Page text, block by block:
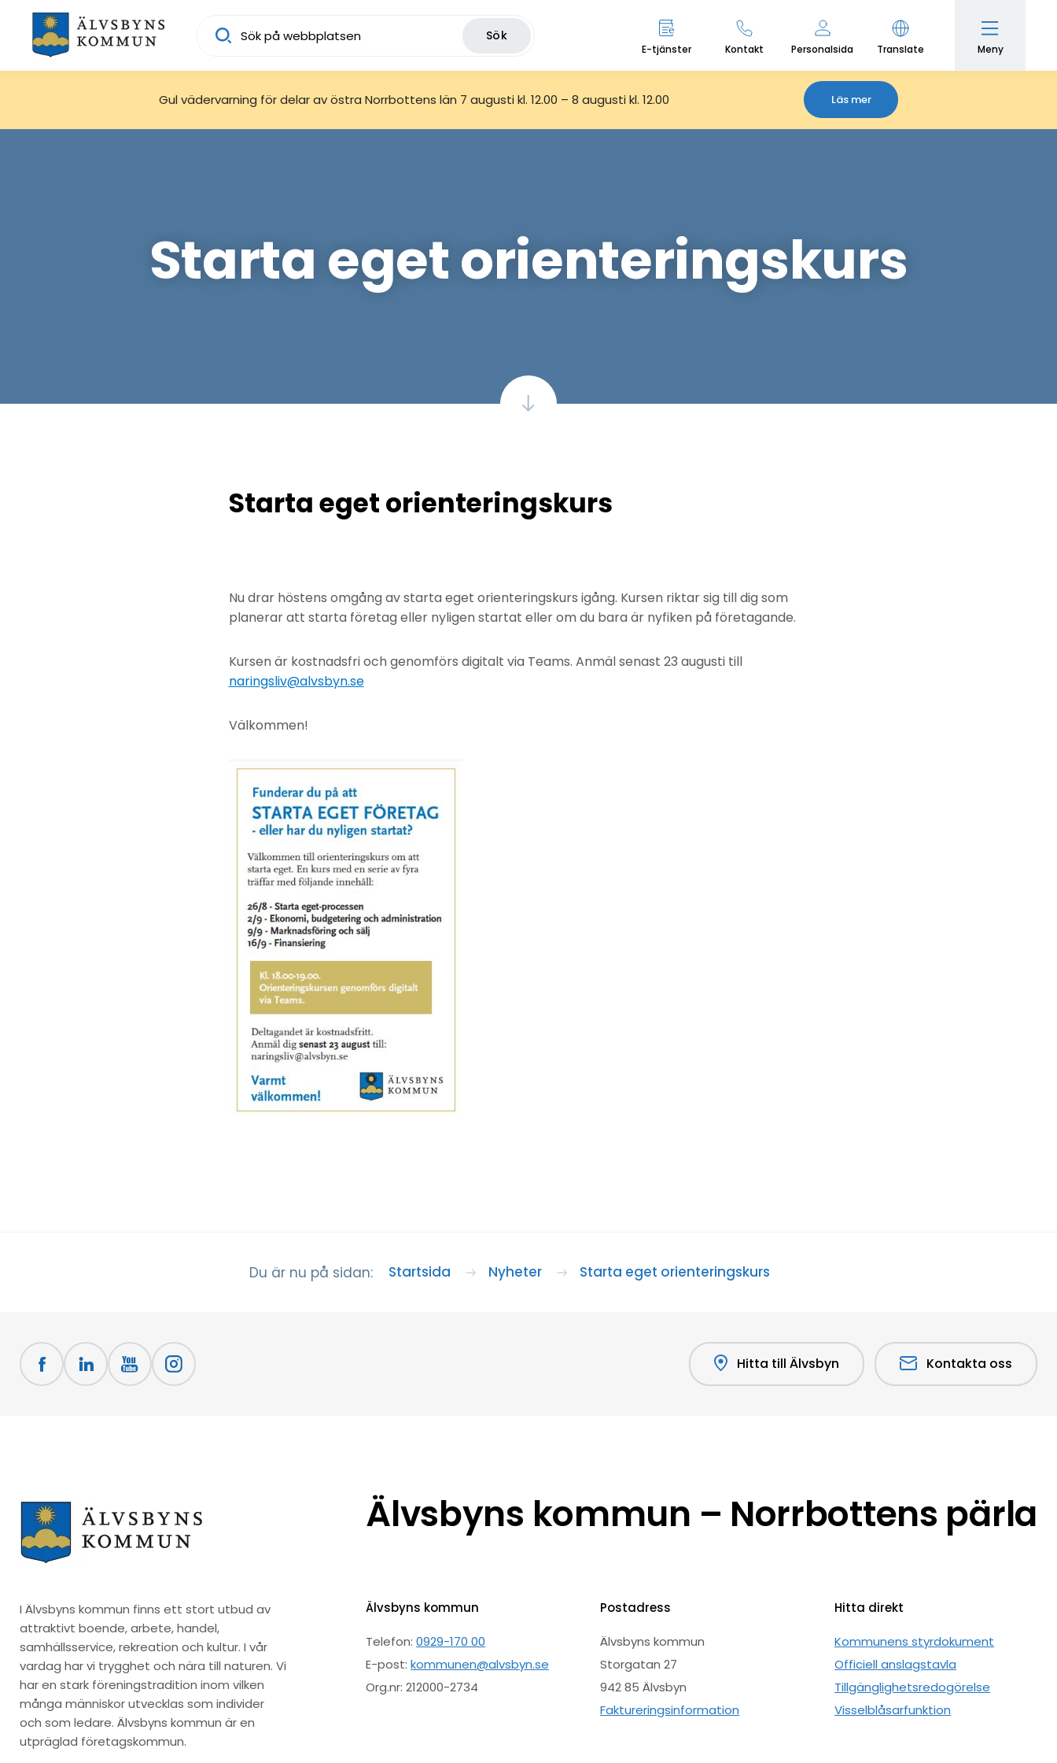
Sök
E-tjänster Kontakt Personalsida Translate Meny
Gul vädervarning för delar av östra Norrbottens län 7 augusti kl. 12.00 – 8 augusti kl. 12.00 Läs mer
Starta eget orienteringskurs
Starta eget orienteringskurs
Nu drar höstens omgång av starta eget orienteringskurs igång. Kursen riktar sig till dig som
planerar att starta företag eller nyligen startat eller om du bara är nyfiken på företagande.
Kursen är kostnadsfri och genomförs digitalt via Teams. Anmäl senast 23 augusti till
naringsliv@alvsbyn.se
Välkommen!
Du är nu på sidan: Startsida Nyheter Starta eget orienteringskurs
Hitta till Älvsbyn Kontakta oss
I Älvsbyns kommun finns ett stort utbud av
attraktivt boende, arbete, handel,
samhällsservice, rekreation och kultur. I vår
vardag har vi trygghet och nära till naturen. Vi
har en stark föreningstradition inom vilken
många människor utvecklas som individer
och som ledare. Älvsbyns kommun är en
utpräglad företagskommun.
Älvsbyns kommun – Norrbottens pärla
Älvsbyns kommun
Telefon:0929-170 00
E-post:kommunen@alvsbyn.se
Org.nr: 212000-2734
Postadress
Älvsbyns kommun
Storgatan 27
942 85 Älvsbyn
Faktureringsinformation
Hitta direkt
Kommunens styrdokument
Officiell anslagstavla
Tillgänglighetsredogörelse
Visselblåsarfunktion